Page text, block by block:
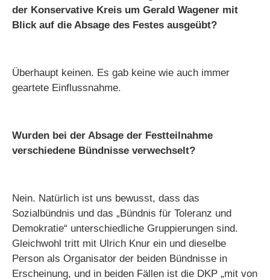
der Konservative Kreis um Gerald Wagener mit
Blick auf die Absage des Festes ausgeübt?
Überhaupt keinen. Es gab keine wie auch immer
geartete Einflussnahme.
Wurden bei der Absage der Festteilnahme
verschiedene Bündnisse verwechselt?
Nein. Natürlich ist uns bewusst, dass das
Sozialbündnis und das „Bündnis für Toleranz und
Demokratie“ unterschiedliche Gruppierungen sind.
Gleichwohl tritt mit Ulrich Knur ein und dieselbe
Person als Organisator der beiden Bündnisse in
Erscheinung, und in beiden Fällen ist die DKP „mit von